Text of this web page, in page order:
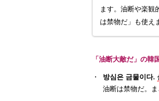
ます。油断や楽観
は禁物だ」も使え
「油断大敵だ」の
・ 방심은 금물이다.
油断は禁物だ。ま